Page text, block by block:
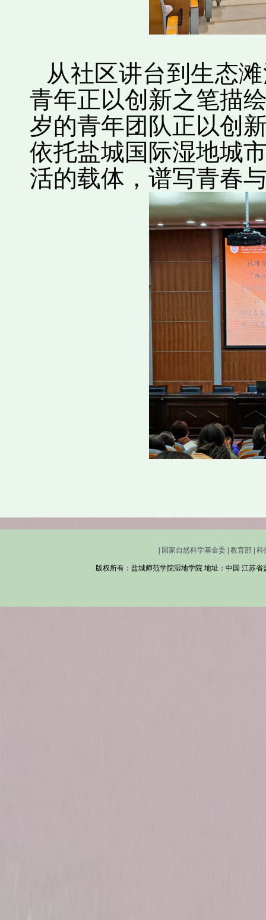
从社区讲台到生态
青年正以创新之笔描
岁的青年团队正以创
依托盐城国际湿地城
活的载体，谱写青春
国家自然科学基金委 教育部 科
版权所有：盐城师范学院湿地学院 地址：中国 江苏